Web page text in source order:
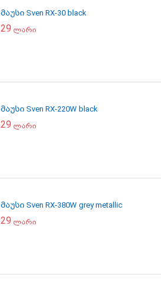
მაუსი Sven RX-30 black
29 ლარი
მაუსი Sven RX-220W black
29 ლარი
მაუსი Sven RX-380W grey metallic
29 ლარი